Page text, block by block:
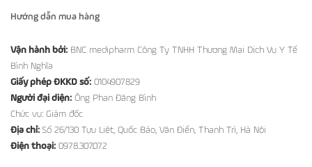
Hướng dẫn mua hàng
Vận hành bởi: BNC medipharm Công Ty TNHH Thương Mại Dịch Vụ Y Tế
Bình Nghĩa
Giấy phép ĐKKD số: 0104907829
Người đại diện: Ông Phan Đăng Bình
Chức vụ: Giám đốc
Địa chỉ: Số 26/130 Tựu Liệt, Quốc Bảo, Văn Điển, Thanh Trì, Hà Nội
Điện thoại: 0978.307.072